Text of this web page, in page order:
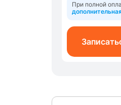
При полной